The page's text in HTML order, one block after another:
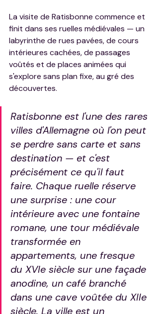
La visite de Ratisbonne commence et
finit dans ses ruelles médiévales — un
labyrinthe de rues pavées, de cours
intérieures cachées, de passages
voûtés et de places animées qui
s'explore sans plan fixe, au gré des
découvertes.
Ratisbonne est l'une des rares
villes d'Allemagne où l'on peut
se perdre sans carte et sans
destination — et c'est
précisément ce qu'il faut
faire. Chaque ruelle réserve
une surprise : une cour
intérieure avec une fontaine
romane, une tour médiévale
transformée en
appartements, une fresque
du XVIe siècle sur une façade
anodine, un café branché
dans une cave voûtée du XIIe
siècle. La ville est un